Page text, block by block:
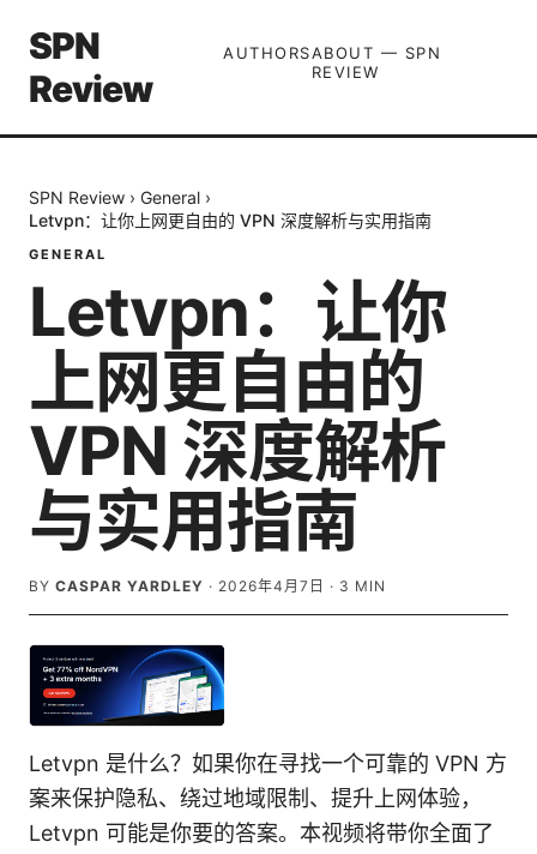
SPN
Review
AUTHORSABOUT — SPN
REVIEW
SPN Review › General ›
Letvpn：让你上网更自由的 VPN 深度解析与实用指南
GENERAL
Letvpn：让你
上网更自由的
VPN 深度解析
与实用指南
BY CASPAR YARDLEY · 2026年4月7日 · 3 MIN
Letvpn 是什么？如果你在寻找一个可靠的 VPN 方
案来保护隐私、绕过地域限制、提升上网体验，
Letvpn 可能是你要的答案。本视频将带你全面了